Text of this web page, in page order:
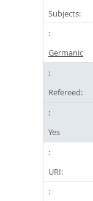
Subjects:
Germanic
Refereed:
Yes
URI: